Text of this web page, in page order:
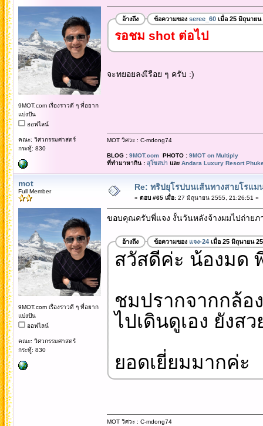
9MOT.com เรื่องราวดี ๆ ที่อยาก
แบ่งปัน
ออฟไลน์
คณะ: วิศวกรรมศาสตร์
กระทู้: 830
อ้างถึง ข้อความของ seree_60เมื่อ 25 มิถุนายน
รอชม shot ต่อไป
จะทยอยลงเืรือย ๆ ครับ :)
MOT วิศวะ : C-mdong74
BLOG : 9MOT.comPHOTO : 9MOT on Multiply
ที่ทำมาหากิน : สุโขสปา และ Andara Luxury Resort
mot
Full Member
9MOT.com เรื่องราวดี ๆ ที่อยาก
แบ่งปัน
ออฟไลน์
คณะ: วิศวกรรมศาสตร์
กระทู้: 830
Re: ทริปยุโรปบนเส้นทางสายโรแม
« ตอบ #65 เมื่อ:27 มิถุนายน 2555, 21:26:51 »
ขอบคุณครับพี่แจง งั้นวันหลังจ้างผมไปถ่ายภ
อ้างถึง ข้อความของ แจง-24เมื่อ 25 มิถุนายน
สวัสดีค่ะ น้องมด
ชมปรากจากกล้อ
ไปเดินดูเอง ยังส
ยอดเยี่ยมมากค่ะ
MOT วิศวะ : C-mdong74